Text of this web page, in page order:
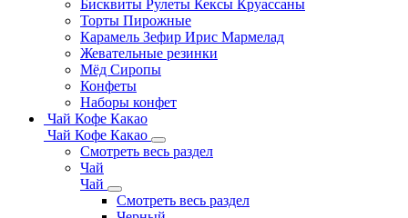
Бисквиты Рулеты Кексы Круассаны
Торты Пирожные
Карамель Зефир Ирис Мармелад
Жевательные резинки
Мёд Сиропы
Конфеты
Наборы конфет
Чай Кофе Какао
Чай Кофе Какао
Смотреть весь раздел
Чай
Чай
Смотреть весь раздел